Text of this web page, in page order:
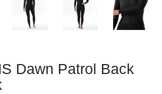
Dawn Patrol Back